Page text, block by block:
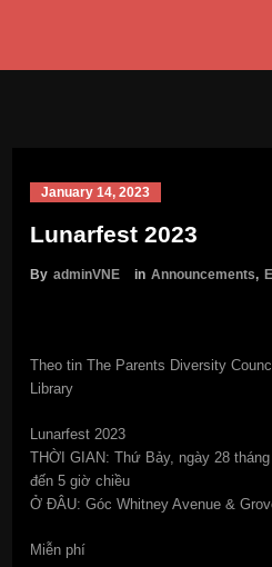
January 14, 2023
Lunarfest 2023
By adminVNE in Announcements,
Theo tin The Parents Diversity
Library
Lunarfest 2023
THỜI GIAN: Thứ Bảy, ngày 28
đến 5 giờ chiều
Ở ĐÂU: Góc Whitney Avenue &
Miễn phí